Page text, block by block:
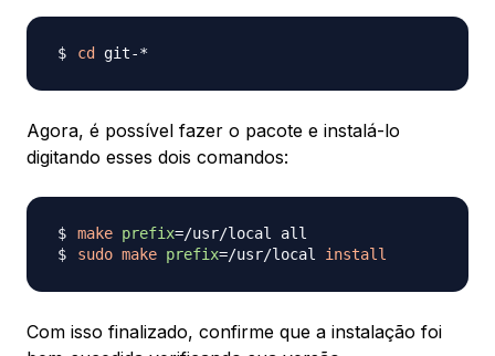
cd
Agora, é possível fazer o pacote e instalá-lo
digitando esses dois comandos:
make prefix=
sudo make prefix=/usr/local install
Com isso finalizado, confirme que a instalação foi